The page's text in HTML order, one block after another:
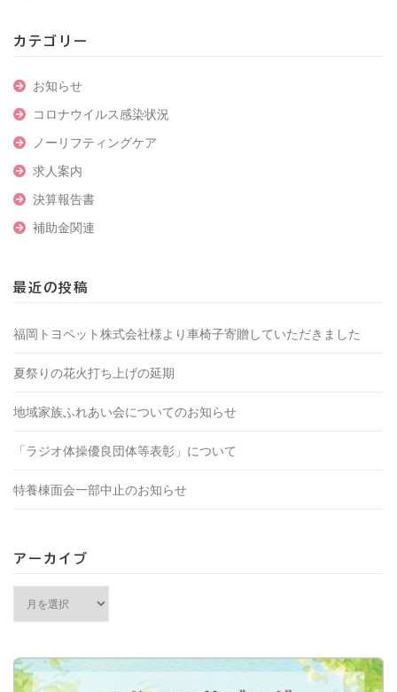
カテゴリー
お知らせ
コロナウイルス感染状況
ノーリフティングケア
求人案内
決算報告書
補助金関連
最近の投稿
福岡トヨペット株式会社様より車椅子寄贈していただきました
夏祭りの花火打ち上げの延期
地域家族ふれあい会についてのお知らせ
「ラジオ体操優良団体等表彰」について
特養棟面会一部中止のお知らせ
アーカイブ
アーカイブ